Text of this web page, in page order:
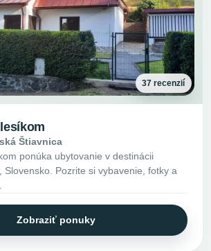
37 recenzií
Štiavnica
ponúka ubytovanie v destinácii
Slovensko. Pozrite si vybavenie, fotky a
Zobraziť ponuky